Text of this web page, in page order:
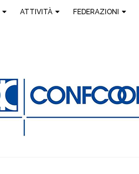
ATTIVITÀ FEDERAZIONI